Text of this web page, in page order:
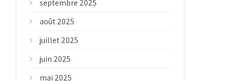
septembre 2025
août 2025
juillet 2025
juin 2025
mai 2025